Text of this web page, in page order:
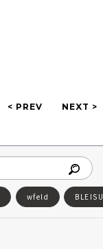
wfeld